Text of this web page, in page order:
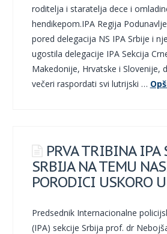
roditelja i staratelja dece i
hendikepom.IPA Regija
pored delegacija NS IPA Srbije i
ugostila delegacije IPA Sekcija
Makedonije, Hrvatske i Slovenije,
večeri raspordati svi lutrijski …
PRVA TRIBINA IPA
SRBIJA NA TEMU
PORODICI USKORO
Predsednik Internacionalne
(IPA) sekcije Srbija prof. dr